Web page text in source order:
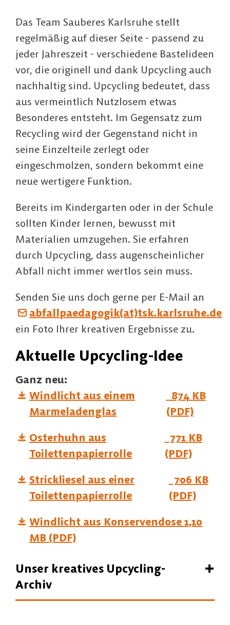
Das Team Sauberes Karlsruhe stellt
regelmäßig auf dieser Seite - passend zu
jeder Jahreszeit - verschiedene Bastelideen
vor, die originell und dank Upcycling auch
nachhaltig sind. Upcycling bedeutet, dass
aus vermeintlich Nutzlosem etwas
Besonderes entsteht. Im Gegensatz zum
Recycling wird der Gegenstand nicht in
seine Einzelteile zerlegt oder
eingeschmolzen, sondern bekommt eine
neue wertigere Funktion.
Bereits im Kindergarten oder in der Schule
sollten Kinder lernen, bewusst mit
Materialien umzugehen. Sie erfahren
durch Upcycling, dass augenscheinlicher
Abfall nicht immer wertlos sein muss.
Senden Sie uns doch gerne per E-Mail an
abfallpaedagogik(at)tsk.karlsruhe.de
ein Foto Ihrer kreativen Ergebnisse zu.
Aktuelle Upcycling-Idee
Ganz neu:
Windlicht aus einem
Marmeladenglas
874 KB
(PDF)
Osterhuhn aus
Toilettenpapierrolle
771 KB
(PDF)
Strickliesel aus einer
Toilettenpapierrolle
706 KB
(PDF)
Windlicht aus Konservendose 1,10
MB (PDF)
Unser kreatives Upcycling-
Archiv